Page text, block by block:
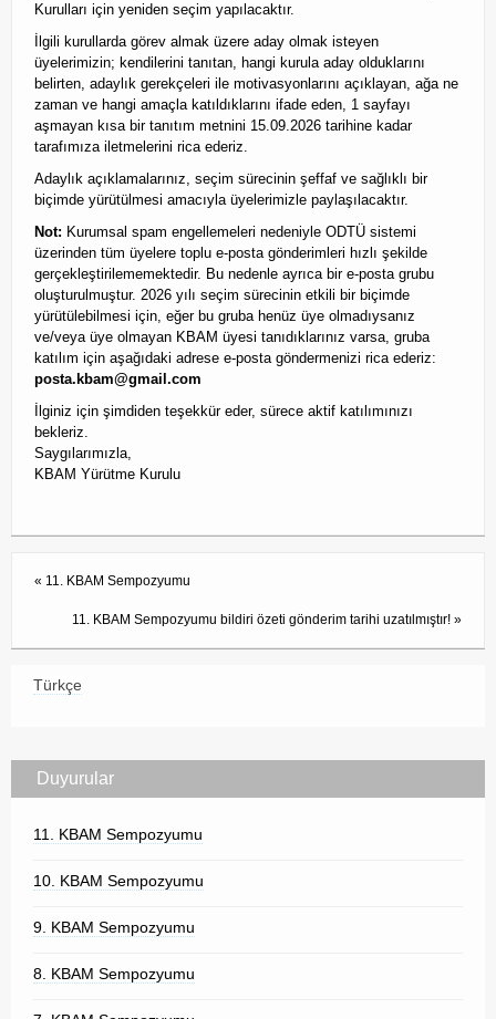
Kurulları için yeniden seçim yapılacaktır.
İlgili kurullarda görev almak üzere aday olmak isteyen
üyelerimizin; kendilerini tanıtan, hangi kurula aday olduklarını
belirten, adaylık gerekçeleri ile motivasyonlarını açıklayan, ağa ne
zaman ve hangi amaçla katıldıklarını ifade eden, 1 sayfayı
aşmayan kısa bir tanıtım metnini 15.09.2026 tarihine kadar
tarafımıza iletmelerini rica ederiz.
Adaylık açıklamalarınız, seçim sürecinin şeffaf ve sağlıklı bir
biçimde yürütülmesi amacıyla üyelerimizle paylaşılacaktır.
Not: Kurumsal spam engellemeleri nedeniyle ODTÜ sistemi
üzerinden tüm üyelere toplu e-posta gönderimleri hızlı şekilde
gerçekleştirilememektedir. Bu nedenle ayrıca bir e-posta grubu
oluşturulmuştur. 2026 yılı seçim sürecinin etkili bir biçimde
yürütülebilmesi için, eğer bu gruba henüz üye olmadıysanız
ve/veya üye olmayan KBAM üyesi tanıdıklarınız varsa, gruba
katılım için aşağıdaki adrese e-posta göndermenizi rica ederiz:
posta.kbam@gmail.com
İlginiz için şimdiden teşekkür eder, sürece aktif katılımınızı
bekleriz.
Saygılarımızla,
KBAM Yürütme Kurulu
« 11. KBAM Sempozyumu
11. KBAM Sempozyumu bildiri özeti gönderim tarihi uzatılmıştır! »
Türkçe
Duyurular
11. KBAM Sempozyumu
10. KBAM Sempozyumu
9. KBAM Sempozyumu
8. KBAM Sempozyumu